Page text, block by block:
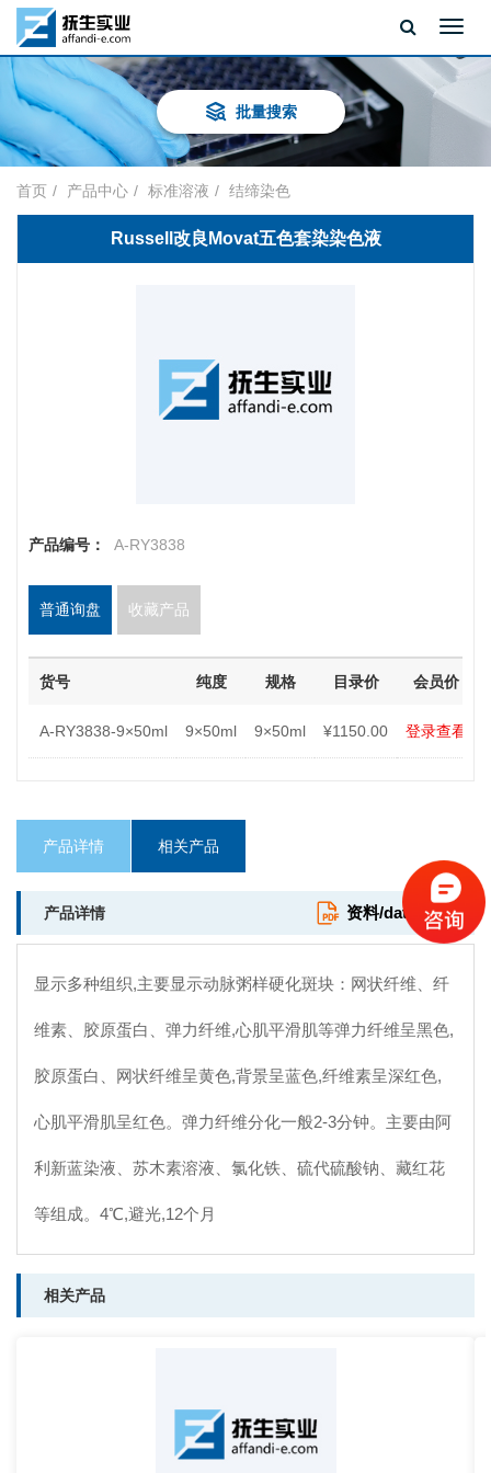
批量搜索
首页 产品中心 标准溶液 结缔染色
Russell改良Movat五色套染染色液
产品编号： A-RY3838
普通询盘 收藏产品
货号 纯度 规格 目录价 会员价
A-RY3838-9×50ml 9×50ml 9×50ml ¥1150.00 登录查看
产品详情 相关产品
产品详情 资料/datasheet
显示多种组织,主要显示动脉粥样硬化斑块：网状纤维、纤
维素、胶原蛋白、弹力纤维,心肌平滑肌等弹力纤维呈黑色,
胶原蛋白、网状纤维呈黄色,背景呈蓝色,纤维素呈深红色,
心肌平滑肌呈红色。弹力纤维分化一般2-3分钟。主要由阿
利新蓝染液、苏木素溶液、氯化铁、硫代硫酸钠、藏红花
等组成。4℃,避光,12个月
相关产品